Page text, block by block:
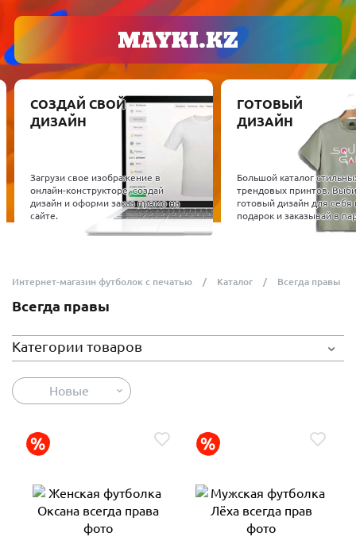
СОЗДАЙ СВОЙ
ДИЗАЙН
Загрузи свое изображение в
онлайн-конструкторе, создай
дизайн и оформи заказ прямо на
сайте.
ГОТОВЫЙ
ДИЗАЙН
Большой каталог
трендовых принтов.
готовый дизайн для себя
подарок и заказывай в
Интернет-магазин футболок с печатью Каталог Всегда правы
Всегда правы
Категории товаров
Новые